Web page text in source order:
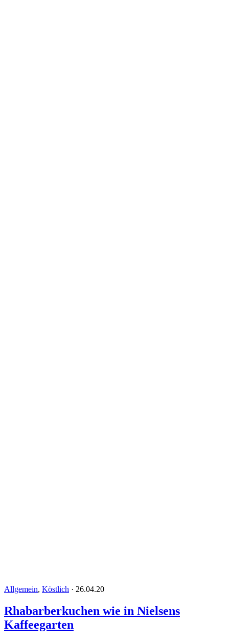
Allgemein, Köstlich · 26.04.20
Rhabarberkuchen wie in Nielsens
Kaffeegarten